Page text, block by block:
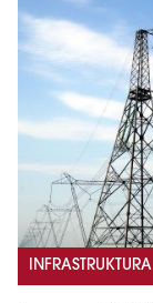
INFRASTRUKTURA